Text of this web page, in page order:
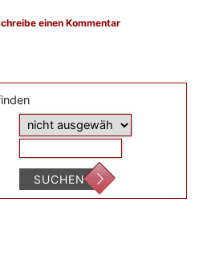
einen Kommentar
SUCHEN